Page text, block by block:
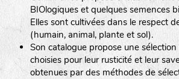
BIOlogiques et quelques semences
Elles sont cultivées dans le respect
(humain, animal, plante et sol).
Son catalogue propose une
choisies pour leur rusticité et leur
obtenues par des méthodes de